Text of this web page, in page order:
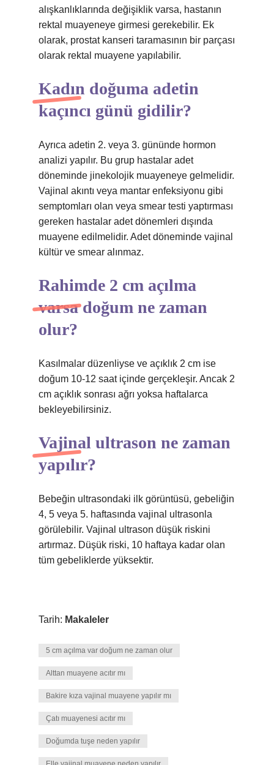
alışkanlıklarında değişiklik varsa, hastanın
rektal muayeneye girmesi gerekebilir. Ek
olarak, prostat kanseri taramasının bir parçası
olarak rektal muayene yapılabilir.
Kadın doğuma adetin
kaçıncı günü gidilir?
Ayrıca adetin 2. veya 3. gününde hormon
analizi yapılır. Bu grup hastalar adet
döneminde jinekolojik muayeneye gelmelidir.
Vajinal akıntı veya mantar enfeksiyonu gibi
semptomları olan veya smear testi yaptırması
gereken hastalar adet dönemleri dışında
muayene edilmelidir. Adet döneminde vajinal
kültür ve smear alınmaz.
Rahimde 2 cm açılma
varsa doğum ne zaman
olur?
Kasılmalar düzenliyse ve açıklık 2 cm ise
doğum 10-12 saat içinde gerçekleşir. Ancak 2
cm açıklık sonrası ağrı yoksa haftalarca
bekleyebilirsiniz.
Vajinal ultrason ne zaman
yapılır?
Bebeğin ultrasondaki ilk görüntüsü, gebeliğin
4, 5 veya 5. haftasında vajinal ultrasonla
görülebilir. Vajinal ultrason düşük riskini
artırmaz. Düşük riski, 10 haftaya kadar olan
tüm gebeliklerde yüksektir.
Tarih: Makaleler
5 cm açılma var doğum ne zaman olur
Alttan muayene acıtır mı
Bakire kıza vajinal muayene yapılır mı
Çatı muayenesi acıtır mı
Doğumda tuşe neden yapılır